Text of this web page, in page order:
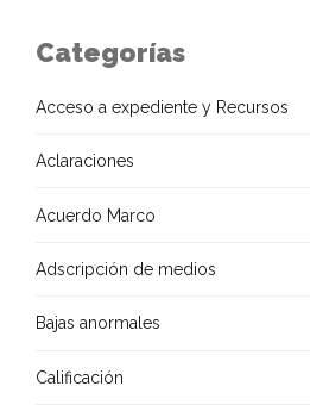
Categorías
Acceso a expediente y Recursos
Aclaraciones
Acuerdo Marco
Adscripción de medios
Bajas anormales
Calificación